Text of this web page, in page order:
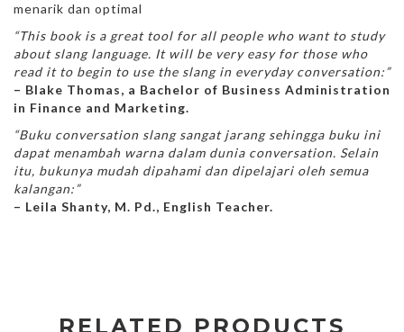
menarik dan optimal
“This book is a great tool for all people who want to study
about slang language. It will be very easy for those who
read it to begin to use the slang in everyday conversation:”
– Blake Thomas, a Bachelor of Business Administration
in Finance and Marketing.
“Buku conversation slang sangat jarang sehingga buku ini
dapat menambah warna dalam dunia conversation. Selain
itu, bukunya mudah dipahami dan dipelajari oleh semua
kalangan:”
– Leila Shanty, M. Pd., English Teacher.
RELATED PRODUCTS